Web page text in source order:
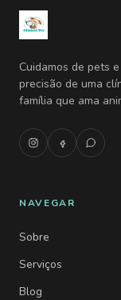
Cuidamos de pets
precisão de uma
família que ama
NAVEGAR
Sobre
Serviços
Blog